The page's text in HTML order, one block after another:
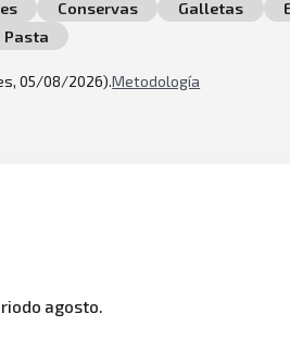
Conservas Galletas
Pasta
05/08/2026).Metodología
agosto.